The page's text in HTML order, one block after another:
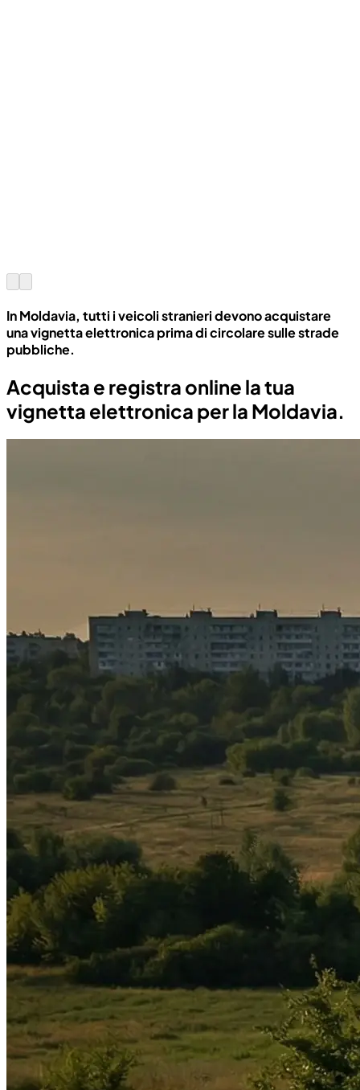
In Moldavia, tutti i veicoli stranieri devono acquistare
una vignetta elettronica prima di circolare sulle strade
pubbliche.
Acquista e registra online la tua
vignetta elettronica per la Moldavia.